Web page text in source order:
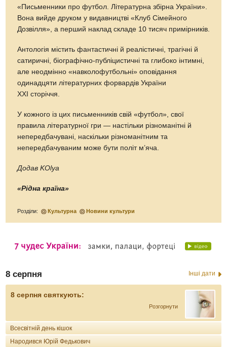
«Письменники про футбол. Літературна збірна України».
Вона вийде друком у видавництві «Клуб Сімейного
Дозвілля», а перший наклад складе 10 тисяч примірників.
Антологія містить фантастичні й реалістичні, трагічні й
сатиричні, біографічно-публіцистичні та глибоко інтимні,
але неодмінно «навколофутбольні» оповідання
одинадцяти літературних форвардів України
ХХІ сторіччя.
У кожного із цих письменників свій «футбол», свої
правила літературної гри — настільки різноманітні й
непередбачувані, наскільки різноманітним та
непередбачуваним може бути політ м’яча.
Додав KOlya
«Рідна країна»
Розділи: Культурна Новини культури
8 серпня Інші дати
8 серпня святкують:
Розгорнути
Всесвітній день кішок
Народився Юрій Федькович